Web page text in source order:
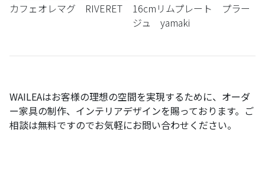
カフェオレマグ RIVERET
16cmリムプレート プラー
ジュ yamaki
WAILEAはお客様の理想の空間を実現するために、オーダ
ー家具の制作、インテリアデザインを賜っております。ご
相談は無料ですのでお気軽にお問い合わせください。